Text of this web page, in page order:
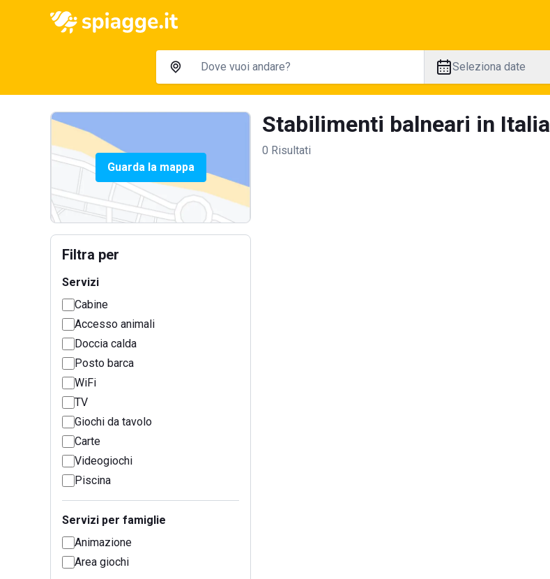
Seleziona date
Guarda la mappa
Filtra per
Servizi
Cabine
Accesso animali
Doccia calda
Posto barca
WiFi
TV
Giochi da tavolo
Carte
Videogiochi
Piscina
Servizi per famiglie
Animazione
Area giochi
Stabilimenti balneari in Italia
0 Risultati